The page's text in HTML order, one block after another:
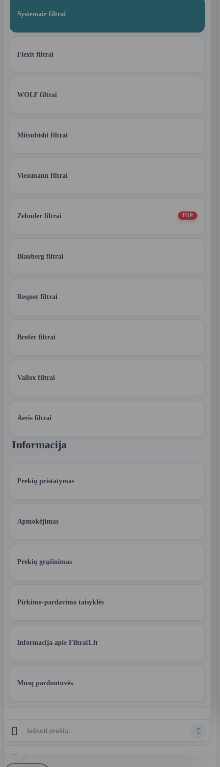
Systemair filtrai
Flexit filtrai
WOLF filtrai
Mitsubishi filtrai
Viessmann filtrai
Zehnder filtrai TOP
Blauberg filtrai
Reqnet filtrai
Brofer filtrai
Vallox filtrai
Aeris filtrai
Informacija
Prekių pristatymas
Apmokėjimas
Prekių grąžinimas
Pirkimo-pardavimo taisyklės
Informacija apie Filtrai1.lt
Mūsų parduotuvės
 
